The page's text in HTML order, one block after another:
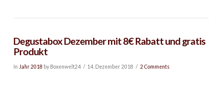
Degustabox Dezember mit 8€ Rabatt und gratis
Produkt
In Jahr 2018 by Boxenwelt24 14. Dezember 2018 2 Comments